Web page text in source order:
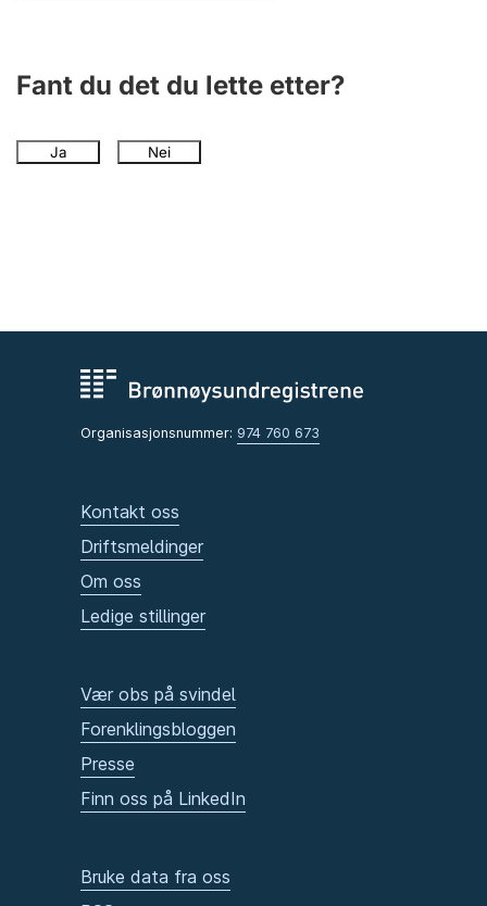
Fant du det du lette etter?
Ja Nei
Organisasjonsnummer: 974 760 673
Kontakt oss
Driftsmeldinger
Om oss
Ledige stillinger
Vær obs på svindel
Forenklingsbloggen
Presse
Finn oss på LinkedIn
Bruke data fra oss